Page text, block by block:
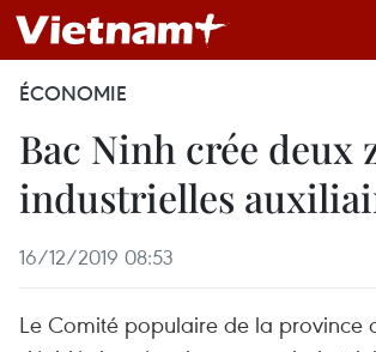
ÉCONOMIE
Bac Ninh crée deux
industrielles
16/12/2019 08:53
Le Comité populaire de la province